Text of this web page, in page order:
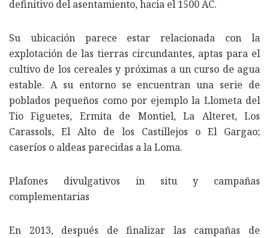
definitivo del asentamiento, hacia el 1500 AC.
Su ubicación parece estar relacionada con la
explotación de las tierras circundantes, aptas para el
cultivo de los cereales y próximas a un curso de agua
estable. A su entorno se encuentran una serie de
poblados pequeños como por ejemplo la Llometa del
Tio Figuetes, Ermita de Montiel, La Alteret, Los
Carassols, El Alto de los Castillejos o El Gargao;
caseríos o aldeas parecidas a la Loma.
Plafones divulgativos in situ y campañas
complementarias
En 2013, después de finalizar las campañas de